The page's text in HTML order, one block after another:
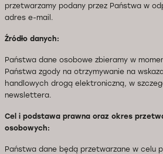
przetwarzamy podany przez Państwa w
adres e-mail.
Źródło danych:
Państwa dane osobowe zbieramy w
Państwa zgody na otrzymywanie na
handlowych drogą elektroniczną, w
newslettera.
Cel i podstawa prawna oraz okres
osobowych:
Państwa dane będą przetwarzane w celu